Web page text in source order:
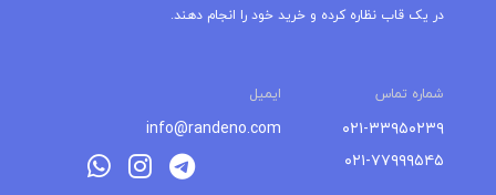
در یک قاب نظاره کرده و خرید خود را انجام دهند.
شماره تماس ایمیل
۰۲۱-۳۳۹۵۰۲۳۹
۰۲۱-۷۷۹۹۹۵۴۵
info@randeno.com